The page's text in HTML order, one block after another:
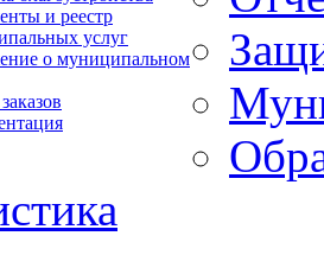
и реестр
услуг
о муниципальном